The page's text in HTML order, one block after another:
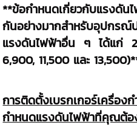
**ข้อกำหนดเกี่ยวกับแรงดัน
กันอย่างมากสำหรับอุปกร
แรงดันไฟฟ้าอื่น ๆ ได้แก่
6,900, 11,500 และ
การติดตั้งเบรกเกอร์เครื่อง
กำหนดแรงดันไฟฟ้าที่คุณต้อ